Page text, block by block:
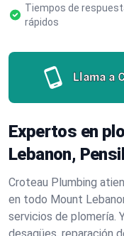
Tiempos de
rápidos
Llama a
Expertos en
Lebanon,
Croteau Plumbing
en todo Mount
servicios de plomería.